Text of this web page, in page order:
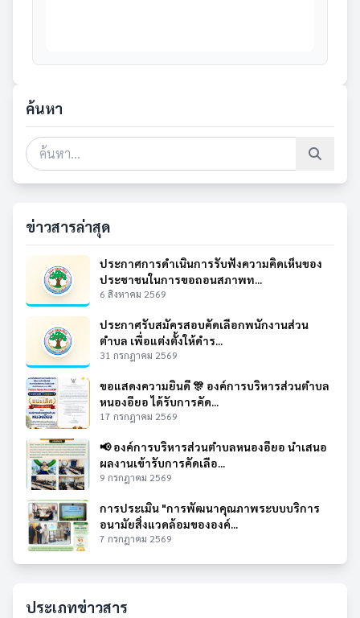
ค้นหา
ข่าวสารล่าสุด
ประกาศการดำเนินการรับฟังความคิดเห็นของ
ประชาชนในการขอถอนสภาพท...
6 สิงหาคม 2569
ประกาศรับสมัครสอบคัดเลือกพนักงานส่วน
ตำบล เพื่อแต่งตั้งให้ดำร...
31 กรกฎาคม 2569
ขอแสดงความยินดี 🎊 องค์การบริหารส่วนตำบล
หนองอียอ ได้รับการคัด...
17 กรกฎาคม 2569
📢 องค์การบริหารส่วนตำบลหนองอียอ นำเสนอ
ผลงานเข้ารับการคัดเลือ...
9 กรกฎาคม 2569
การประเมิน "การพัฒนาคุณภาพระบบบริการ
อนามัยสิ่งแวดล้อมขององค์...
7 กรกฎาคม 2569
ประเภทข่าวสาร